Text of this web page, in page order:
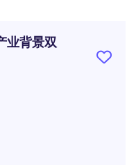
业背景双